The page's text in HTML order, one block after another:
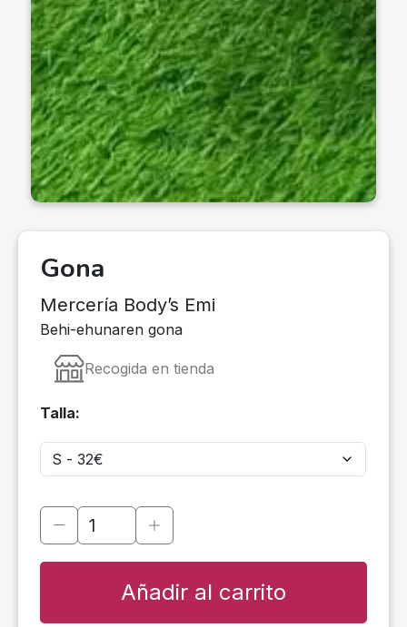
Gona
Mercería Body’s Emi
Behi-ehunaren gona
Recogida en tienda
Talla:
Añadir al carrito